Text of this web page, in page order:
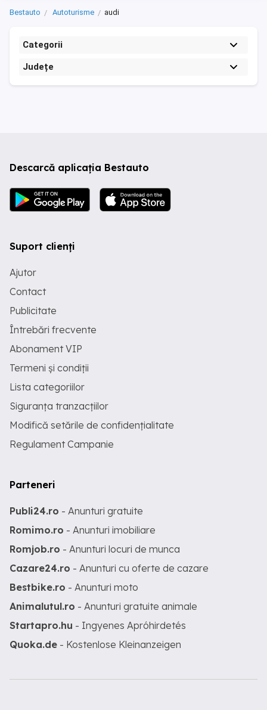
Bestauto Autoturisme audi
Categorii
Județe
Descarcă aplicația Bestauto
Suport clienți
Ajutor
Contact
Publicitate
Întrebări frecvente
Abonament VIP
Termeni și condiții
Lista categoriilor
Siguranța tranzacțiilor
Modifică setările de confidențialitate
Regulament Campanie
Parteneri
Publi24.ro - Anunturi gratuite
Romimo.ro - Anunturi imobiliare
Romjob.ro - Anunturi locuri de munca
Cazare24.ro - Anunturi cu oferte de cazare
Bestbike.ro - Anunturi moto
Animalutul.ro - Anunturi gratuite animale
Startapro.hu - Ingyenes Apróhirdetés
Quoka.de - Kostenlose Kleinanzeigen